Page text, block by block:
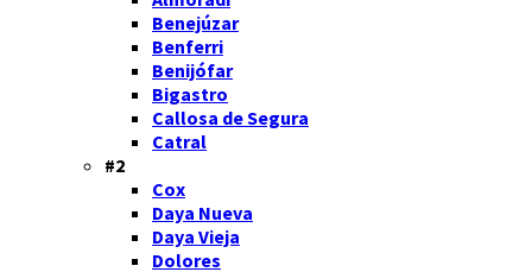
Benejúzar
Benferri
Benijófar
Bigastro
Callosa de Segura
Catral
#2
Cox
Daya Nueva
Daya Vieja
Dolores